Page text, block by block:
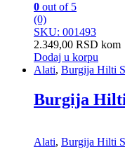
0 out of 5
(0)
SKU: 001493
2.349,00 RSD kom
Dodaj u korpu
Alati, Burgija Hilti
Burgija Hilti
Alati, Burgija Hilti